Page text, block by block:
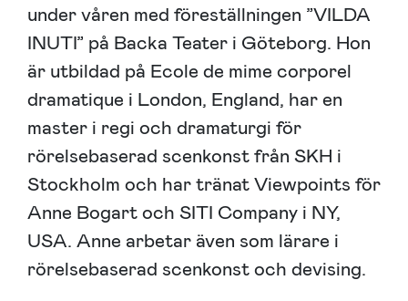
under våren med föreställningen ”VILDA
INUTI” på Backa Teater i Göteborg. Hon
är utbildad på Ecole de mime corporel
dramatique i London, England, har en
master i regi och dramaturgi för
rörelsebaserad scenkonst från SKH i
Stockholm och har tränat Viewpoints för
Anne Bogart och SITI Company i NY,
USA. Anne arbetar även som lärare i
rörelsebaserad scenkonst och devising.